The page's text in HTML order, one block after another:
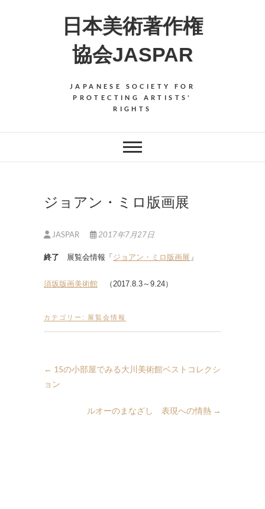
日本美術著作権
協会JASPAR
JAPANESE SOCIETY FOR
PROTECTING ARTISTS'
RIGHTS
ジョアン・ミロ版画展
JASPAR 2017年7月27日
終了 展覧会情報「 ジョアン・ミロ版画展 」
須坂版画美術館 （2017.8.3～9.24）
カテゴリー: 展覧会情報
← 15の小部屋でみる大川美術館ベストコレクシ
ョン
ルオーのまなざし 表現への情熱 →